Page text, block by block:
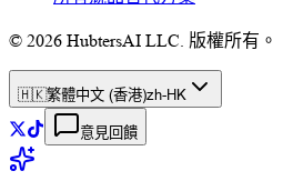
© 2026 HubtersAI LLC. 版權所有。
🇭🇰繁體中文 (香港)zh-HK
意見回饋